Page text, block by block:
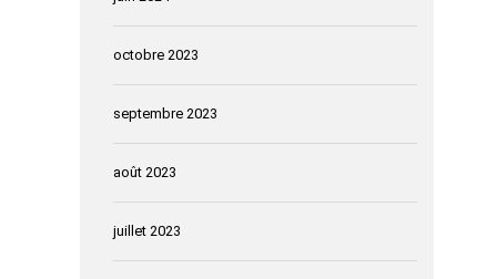
octobre 2023
septembre 2023
août 2023
juillet 2023